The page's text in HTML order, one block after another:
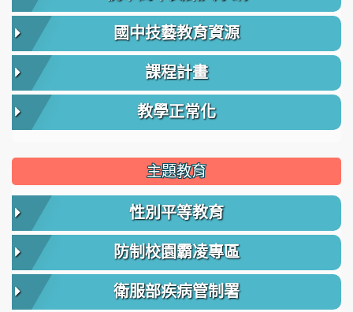
國中技藝教育資源
課程計畫
教學正常化
主題教育
性別平等教育
防制校園霸凌專區
衛服部疾病管制署